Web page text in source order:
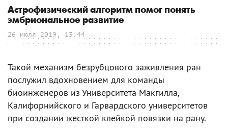
Астрофизический алгоритм помог понять
эмбриональное развитие
26 июля 2019, 13:44
Такой механизм безрубцового заживления ран
послужил вдохновением для команды
биоинженеров из Университета Макгилла,
Калифорнийского и Гарвардского университетов
при создании жесткой клейкой повязки на рану.